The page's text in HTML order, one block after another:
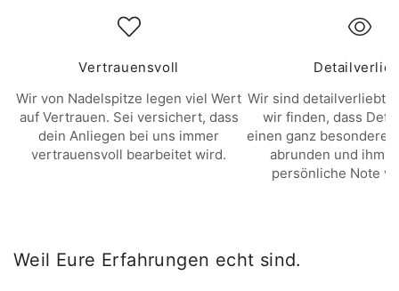
Vertrauensvoll
Wir von Nadelspitze legen viel Wert
auf Vertrauen. Sei versichert, dass
dein Anliegen bei uns immer
vertrauensvoll bearbeitet wird.
Wir sind detailverliebt.
wir finden, dass
einen ganz
abrunden und ihm
persönliche Note
Weil Eure Erfahrungen echt sind.